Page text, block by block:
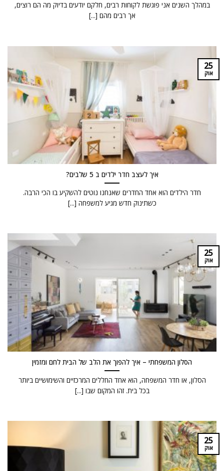
במהלך השנים אני פוגשת לקוחות רבים, חלקם יודעים בדיוק מה הם רוצים,
אך רבים מהם [...]
איך לעצב חדר ילדים ב 5 שלבים?
חדר הילדים הוא אחד החדרים שאנחנו נוטים להשקיע בו הכי הרבה.
כשתינוק חדש מגיע למשפחה [...]
25
אוק
הסלון המשפחתי – איך להפוך את הלב של הבית לחם ומזמין
הסלון, או חדר המשפחה, הוא אחד החללים המרכזיים והשימושיים ביותר
בכל בית. זהו המקום שבו [...]
25
אוק
25
אוק